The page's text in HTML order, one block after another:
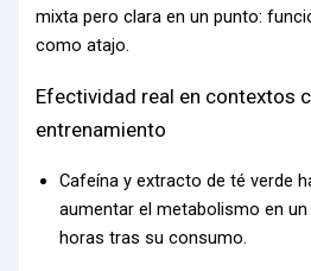
mixta pero clara en un punto:
como atajo.
Efectividad real en contextos
entrenamiento
Cafeína y extracto de té verde
aumentar el metabolismo en
horas tras su consumo.